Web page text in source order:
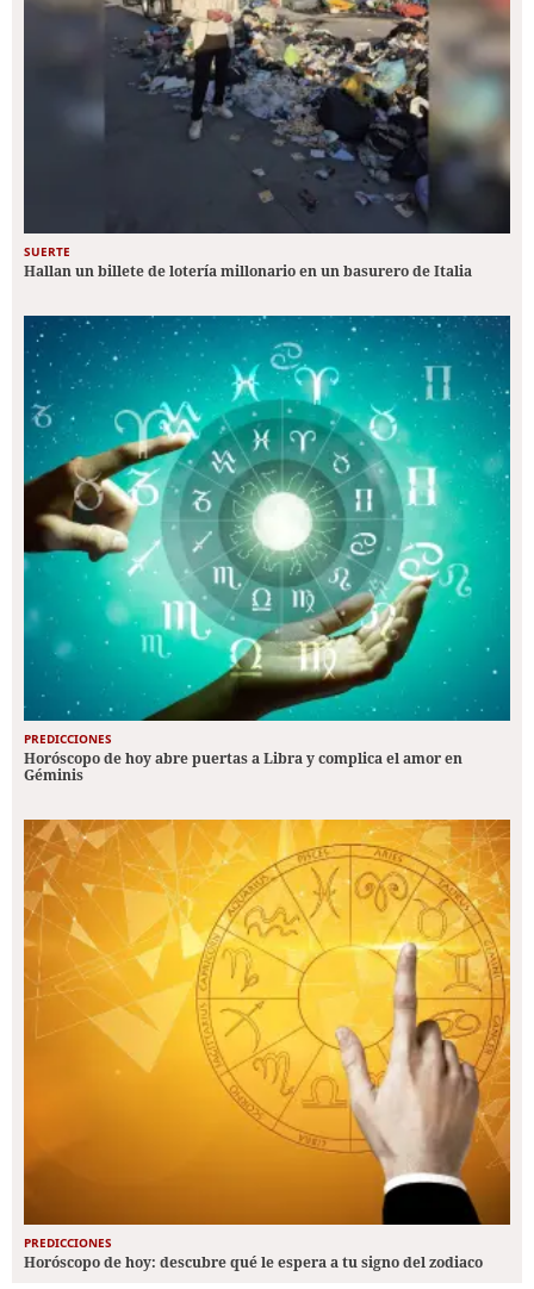
SUERTE
Hallan un billete de lotería millonario en un basurero de Italia
PREDICCIONES
Horóscopo de hoy abre puertas a Libra y complica el amor en
Géminis
PREDICCIONES
Horóscopo de hoy: descubre qué le espera a tu signo del zodiaco